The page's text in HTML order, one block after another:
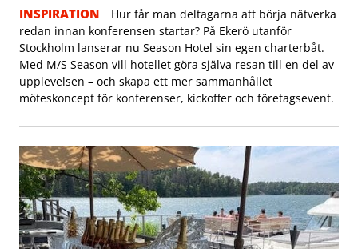
INSPIRATION
Hur får man deltagarna att börja nätverka
redan innan konferensen startar? På Ekerö utanför
Stockholm lanserar nu Season Hotel sin egen charterbåt.
Med M/S Season vill hotellet göra själva resan till en del av
upplevelsen – och skapa ett mer sammanhållet
möteskoncept för konferenser, kickoffer och företagsevent.